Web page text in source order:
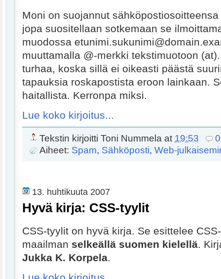
Moni on suojannut
jopa suositellaan sotkemaan se
muodossa
muuttamalla @-merkki tekstimuotoon
turhaa, koska sillä ei oikeasti päästä
tapauksia roskapostista eroon lainkaan.
haitallista. Kerronpa miksi.
Lue koko kirjoitus...
Tekstin kirjoitti Toni Nummela at 19:53
Aiheet: Spam, Sähköposti, Web-
13. huhtikuuta 2007
Hyvä kirja: CSS-tyylit
CSS-tyylit on hyvä kirja. Se esittelee
maailman selkeällä suomen kielellä.
Jukka K. Korpela.